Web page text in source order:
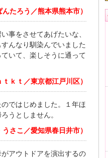
たろう／熊本県熊本市）
事をさせてあげたいな、
んなり馴染んでいました
いて、楽しそうに通って
ｋｔ／東京都江戸川区）
ではじめました。１年ほ
うとしません。
さこ／愛知県春日井市）
アウトドアを演出するの